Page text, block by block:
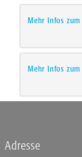
Mehr Infos zum
Mehr Infos
Adresse